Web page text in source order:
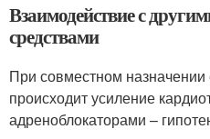
Взаимодействие с
средствами
При совместном
происходит усиление
адреноблокаторами –